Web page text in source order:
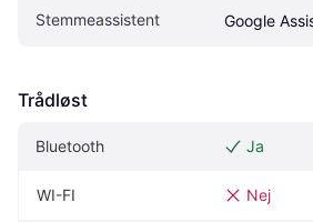
Stemmeassistent Google
Trådløst
Bluetooth Ja
WI-FI Nej